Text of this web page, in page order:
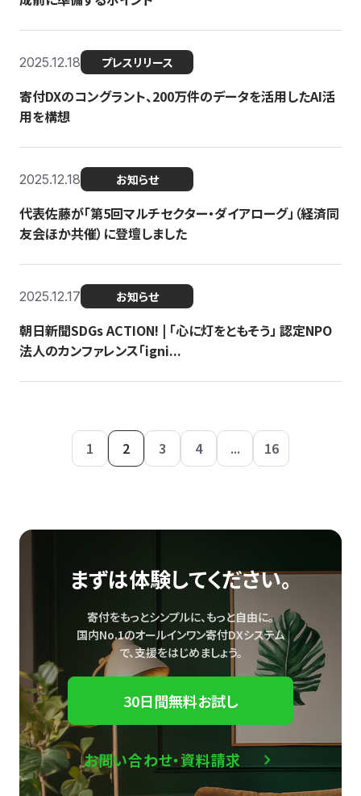
2025.12.18 プレスリリース
寄付DXのコングラント、200万件のデータを活用したAI活
用を構想
2025.12.18 お知らせ
代表佐藤が「第5回マルチセクター・ダイアローグ」（経済同
友会ほか共催）に登壇しました
2025.12.17 お知らせ
朝日新聞SDGs ACTION! | 「心に灯をともそう」 認定NPO
法人のカンファレンス「igni...
1 2 3 4 ... 16
まずは体験してください。
寄付をもっとシンプルに、もっと自由に。
国内No.1のオールインワン寄付DXシステム
で、支援をはじめましょう。
30日間無料お試し
お問い合わせ・資料請求